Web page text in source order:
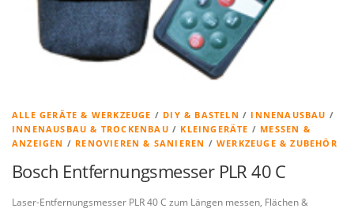
ALLE GERÄTE & WERKZEUGE / DIY & BASTELN / INNENAUSBAU /
INNENAUSBAU & TROCKENBAU / KLEINGERÄTE / MESSEN &
ANZEIGEN / RENOVIEREN & SANIEREN /WERKZEUGE & ZUBEHÖR
Bosch Entfernungsmesser PLR 40 C
Laser-Entfernungsmesser PLR 40 C zum Längen messen, Flächen &